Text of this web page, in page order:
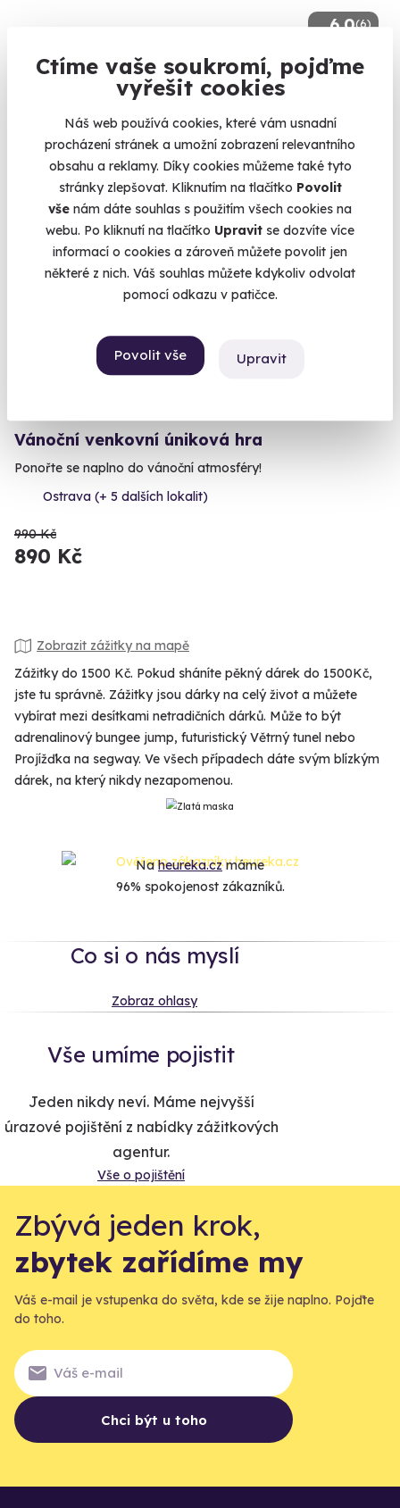
Ctíme vaše soukromí, pojďme
vyřešit cookies
Náš web používá cookies, které vám usnadní
procházení stránek a umožní zobrazení relevantního
obsahu a reklamy. Díky cookies můžeme také tyto
stránky zlepšovat. Kliknutím na tlačítko Povolit
vše nám dáte souhlas s použitím všech cookies na
webu. Po kliknutí na tlačítko Upravit se dozvíte více
informací o cookies a zároveň můžete povolit jen
některé z nich. Váš souhlas můžete kdykoliv odvolat
pomocí odkazu v patičce.
Povolit vše Upravit
6.0(6)
Venkovní úniková hra: Tajemství čokolády
Za čokoládou bez výčitek!
Ostrava (+ 2 další lokality)
990 Kč
Volný termín už 09. 08. 2026
Vánoční venkovní úniková hra
Ponořte se naplno do vánoční atmosféry!
Ostrava (+ 5 dalších lokalit)
990 Kč
890 Kč
Zobrazit zážitky na mapě
Zážitky do 1500 Kč. Pokud sháníte pěkný dárek do 1500Kč,
jste tu správně. Zážitky jsou dárky na celý život a můžete
vybírat mezi desítkami netradičních dárků. Může to být
adrenalinový bungee jump, futuristický Větrný tunel nebo
Projížďka na segway. Ve všech případech dáte svým blízkým
dárek, na který nikdy nezapomenou.
Naheureka.czmáme
96% spokojenost zákazníků.
Co si o nás myslí
Zobraz ohlasy
Vše umíme pojistit
Jeden nikdy neví. Máme nejvyšší
úrazové pojištění z nabídky zážitkových
agentur.
Vše o pojištění
Zbývá jeden krok,
zbytek zařídíme my
Váš e-mail je vstupenka do světa, kde se žije naplno. Pojďte
do toho.
Chci být u toho